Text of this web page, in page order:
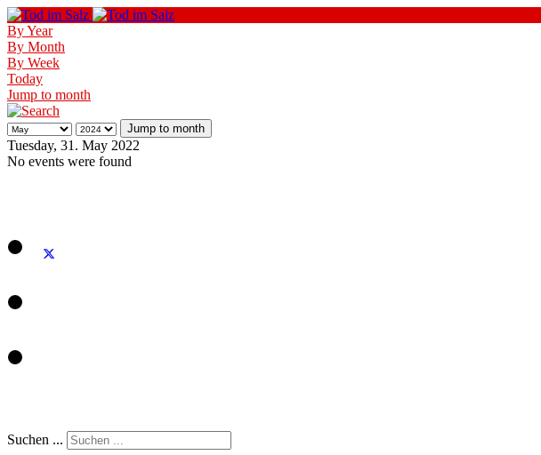
By Year
By Month
By Week
Today
Jump to month
Jump to month
Tuesday, 31. May 2022
No events were found
Suchen ...